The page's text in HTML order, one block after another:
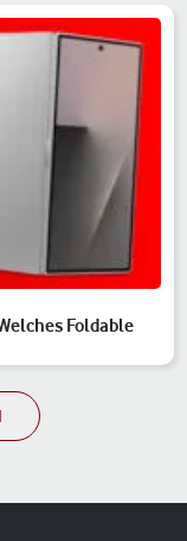
Foldable